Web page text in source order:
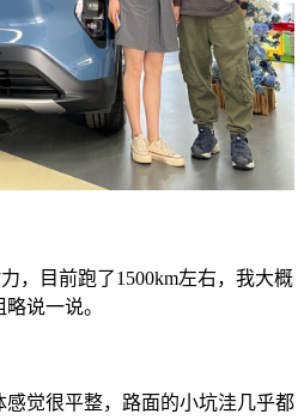
，目前跑了1500km左右，我大概
说一说。
觉很平整，路面的小坑洼几乎都